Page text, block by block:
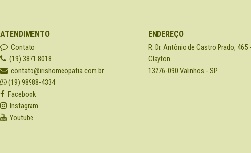
ATENDIMENTO
Contato
(19) 3871.8018
contato@irishomeopatia.com.br
(19) 98988-4334
Facebook
Instagram
Youtube
ENDEREÇO
R. Dr. Antônio de Castro Prado, 465
Clayton
13276-090 Valinhos - SP